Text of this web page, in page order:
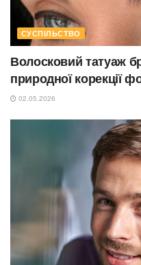
СУСПІЛЬСТВО
Волосковий татуаж
природної корекції
02.05.2026